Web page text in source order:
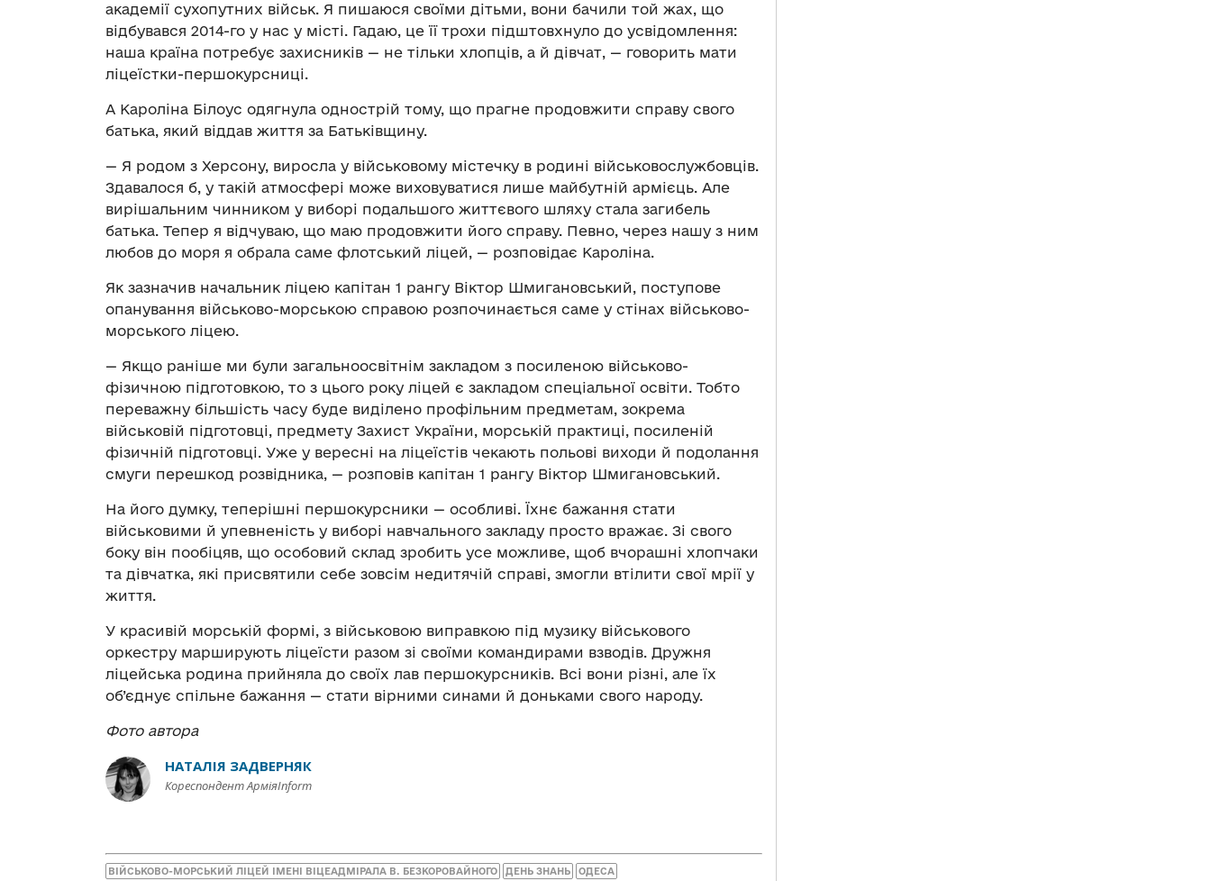
академії сухопутних військ. Я пишаюся своїми дітьми, вони бачили той жах, що
відбувався 2014-го у нас у місті. Гадаю, це її трохи підштовхнуло до усвідомлення:
наша країна потребує захисників — не тільки хлопців, а й дівчат, — говорить мати
ліцеїстки-першокурсниці.
А Кароліна Білоус одягнула однострій тому, що прагне продовжити справу свого
батька, який віддав життя за Батьківщину.
— Я родом з Херсону, виросла у військовому містечку в родині військовослужбовців.
Здавалося б, у такій атмосфері може виховуватися лише майбутній армієць. Але
вирішальним чинником у виборі подальшого життєвого шляху стала загибель
батька. Тепер я відчуваю, що маю продовжити його справу. Певно, через нашу з ним
любов до моря я обрала саме флотський ліцей, — розповідає Кароліна.
Як зазначив начальник ліцею капітан 1 рангу Віктор Шмигановський, поступове
опанування військово-морською справою розпочинається саме у стінах військово-
морського ліцею.
— Якщо раніше ми були загальноосвітнім закладом з посиленою військово-
фізичною підготовкою, то з цього року ліцей є закладом спеціальної освіти. Тобто
переважну більшість часу буде виділено профільним предметам, зокрема
військовій підготовці, предмету Захист України, морській практиці, посиленій
фізичній підготовці. Уже у вересні на ліцеїстів чекають польові виходи й подолання
смуги перешкод розвідника, — розповів капітан 1 рангу Віктор Шмигановський.
На його думку, теперішні першокурсники — особливі. Їхнє бажання стати
військовими й упевненість у виборі навчального закладу просто вражає. Зі свого
боку він пообіцяв, що особовий склад зробить усе можливе, щоб вчорашні хлопчаки
та дівчатка, які присвятили себе зовсім недитячій справі, змогли втілити свої мрії у
життя.
У красивій морській формі, з військовою виправкою під музику військового
оркестру марширують ліцеїсти разом зі своїми командирами взводів. Дружня
ліцейська родина прийняла до своїх лав першокурсників. Всі вони різні, але їх
об’єднує спільне бажання — стати вірними синами й доньками свого народу.
Фото автора
НАТАЛІЯ ЗАДВЕРНЯК
Кореспондент АрміяInform
ВІЙСЬКОВО-МОРСЬКИЙ ЛІЦЕЙ ІМЕНІ ВІЦЕАДМІРАЛА В. БЕЗКОРОВАЙНОГО ДЕНЬ ЗНАНЬ ОДЕСА